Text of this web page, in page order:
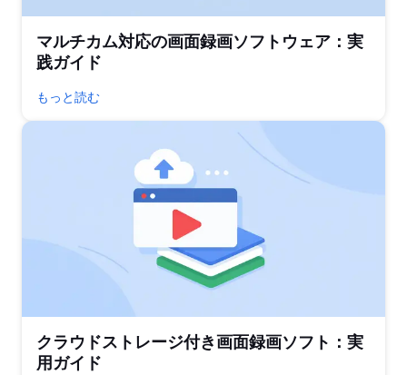
マルチカム対応の画面録画ソフトウェア：実
践ガイド
もっと読む
クラウドストレージ付き画面録画ソフト：実
用ガイド